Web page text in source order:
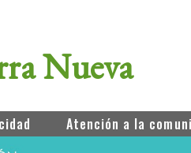
Nueva
Atención a la